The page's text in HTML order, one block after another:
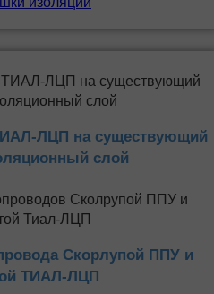
ЛЦП на существующий
слой
Скорлупой ППУ и
ТИАЛ-ЛЦП